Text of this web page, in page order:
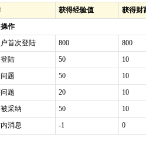
获得经验值
获得财
操作
首次登陆
800
800
陆
50
10
题
50
10
题
20
10
采纳
50
10
消息
-1 0